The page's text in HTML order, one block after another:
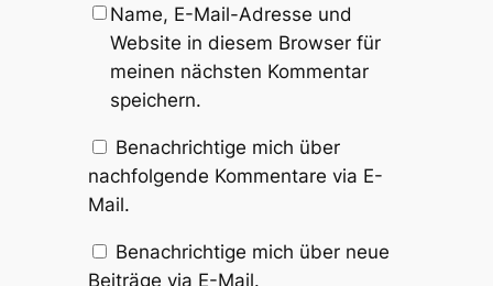
Name, E-Mail-Adresse und
Website in diesem Browser für
meinen nächsten Kommentar
speichern.
Benachrichtige mich über
nachfolgende Kommentare via E-
Mail.
Benachrichtige mich über neue
Beiträge via E-Mail.